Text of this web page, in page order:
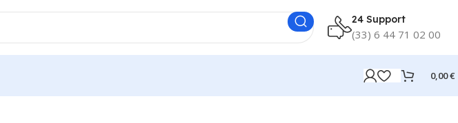
24 Support
(33) 6 44 71 02 00
0,00€